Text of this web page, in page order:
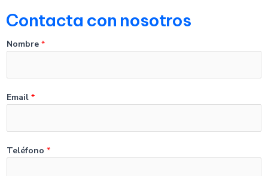
Contacta con nosotros
Nombre *
Email *
Teléfono *